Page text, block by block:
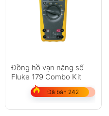
Đồng hồ vạn năng số
Fluke 179 Combo Kit
Đã bán 242